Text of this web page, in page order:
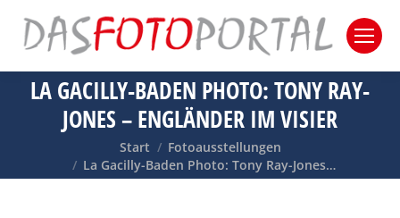
LA GACILLY-BADEN PHOTO: TONY RAY-
JONES – ENGLÄNDER IM VISIER
Sie befinden sich hier:
Start
Fotoausstellungen
La Gacilly-Baden Photo: Tony Ray-Jones…